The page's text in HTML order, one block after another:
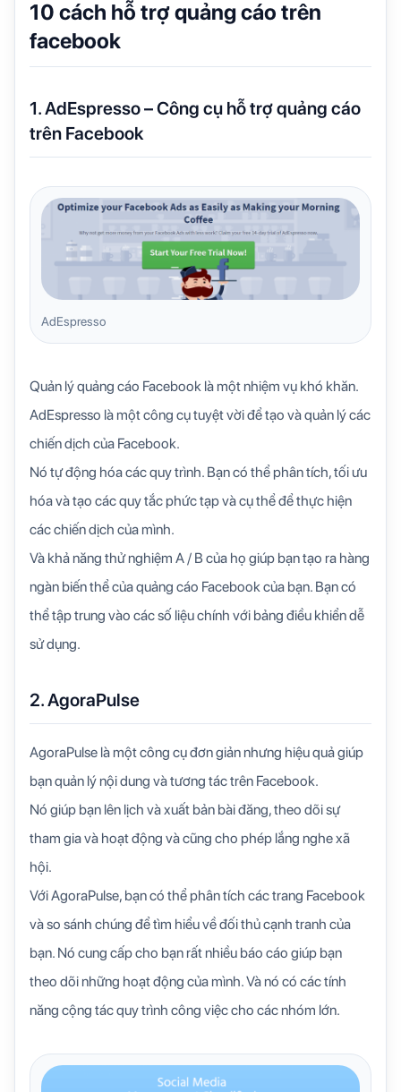
10 cách hỗ trợ quảng cáo trên
facebook
1. AdEspresso – Công cụ hỗ trợ quảng cáo
trên Facebook
AdEspresso
Quản lý quảng cáo Facebook là một nhiệm vụ khó khăn.
AdEspresso là một công cụ tuyệt vời để tạo và quản lý các
chiến dịch của Facebook.
Nó tự động hóa các quy trình. Bạn có thể phân tích, tối ưu
hóa và tạo các quy tắc phức tạp và cụ thể để thực hiện
các chiến dịch của mình.
Và khả năng thử nghiệm A / B của họ giúp bạn tạo ra hàng
ngàn biến thể của quảng cáo Facebook của bạn. Bạn có
thể tập trung vào các số liệu chính với bảng điều khiển dễ
sử dụng.
2. AgoraPulse
AgoraPulse là một công cụ đơn giản nhưng hiệu quả giúp
bạn quản lý nội dung và tương tác trên Facebook.
Nó giúp bạn lên lịch và xuất bản bài đăng, theo dõi sự
tham gia và hoạt động và cũng cho phép lắng nghe xã
hội.
Với AgoraPulse, bạn có thể phân tích các trang Facebook
và so sánh chúng để tìm hiểu về đối thủ cạnh tranh của
bạn. Nó cung cấp cho bạn rất nhiều báo cáo giúp bạn
theo dõi những hoạt động của mình. Và nó có các tính
năng cộng tác quy trình công việc cho các nhóm lớn.